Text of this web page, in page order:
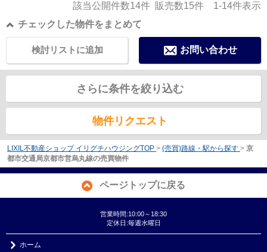
該当公開件数14件 販売数15件 1-14件表示
チェックした物件をまとめて
お問い合わせ
検討リストに追加
さらに条件を絞り込む
物件リクエスト
LIXIL不動産ショップ イリグチハウジングTOP > (売買)路線・駅から探す > 京
都市交通局京都市営烏丸線の売買物件
ページトップに戻る
営業時間:10:00～18:30
定休日:毎週水曜日
ホーム